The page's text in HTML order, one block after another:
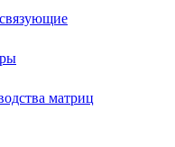
матриц